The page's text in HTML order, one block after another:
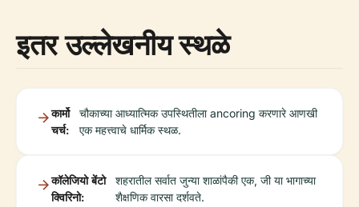
इतर उल्लेखनीय स्थळे
कार्मो
चर्च:
चौकाच्या आध्यात्मिक उपस्थितीला ancoring करणारे आणखी
एक महत्त्वाचे धार्मिक स्थळ.
कॉलेजियो बेंटो
क्विरिनो:
शहरातील सर्वात जुन्या शाळांपैकी एक, जी या भागाच्या
शैक्षणिक वारसा दर्शवते.